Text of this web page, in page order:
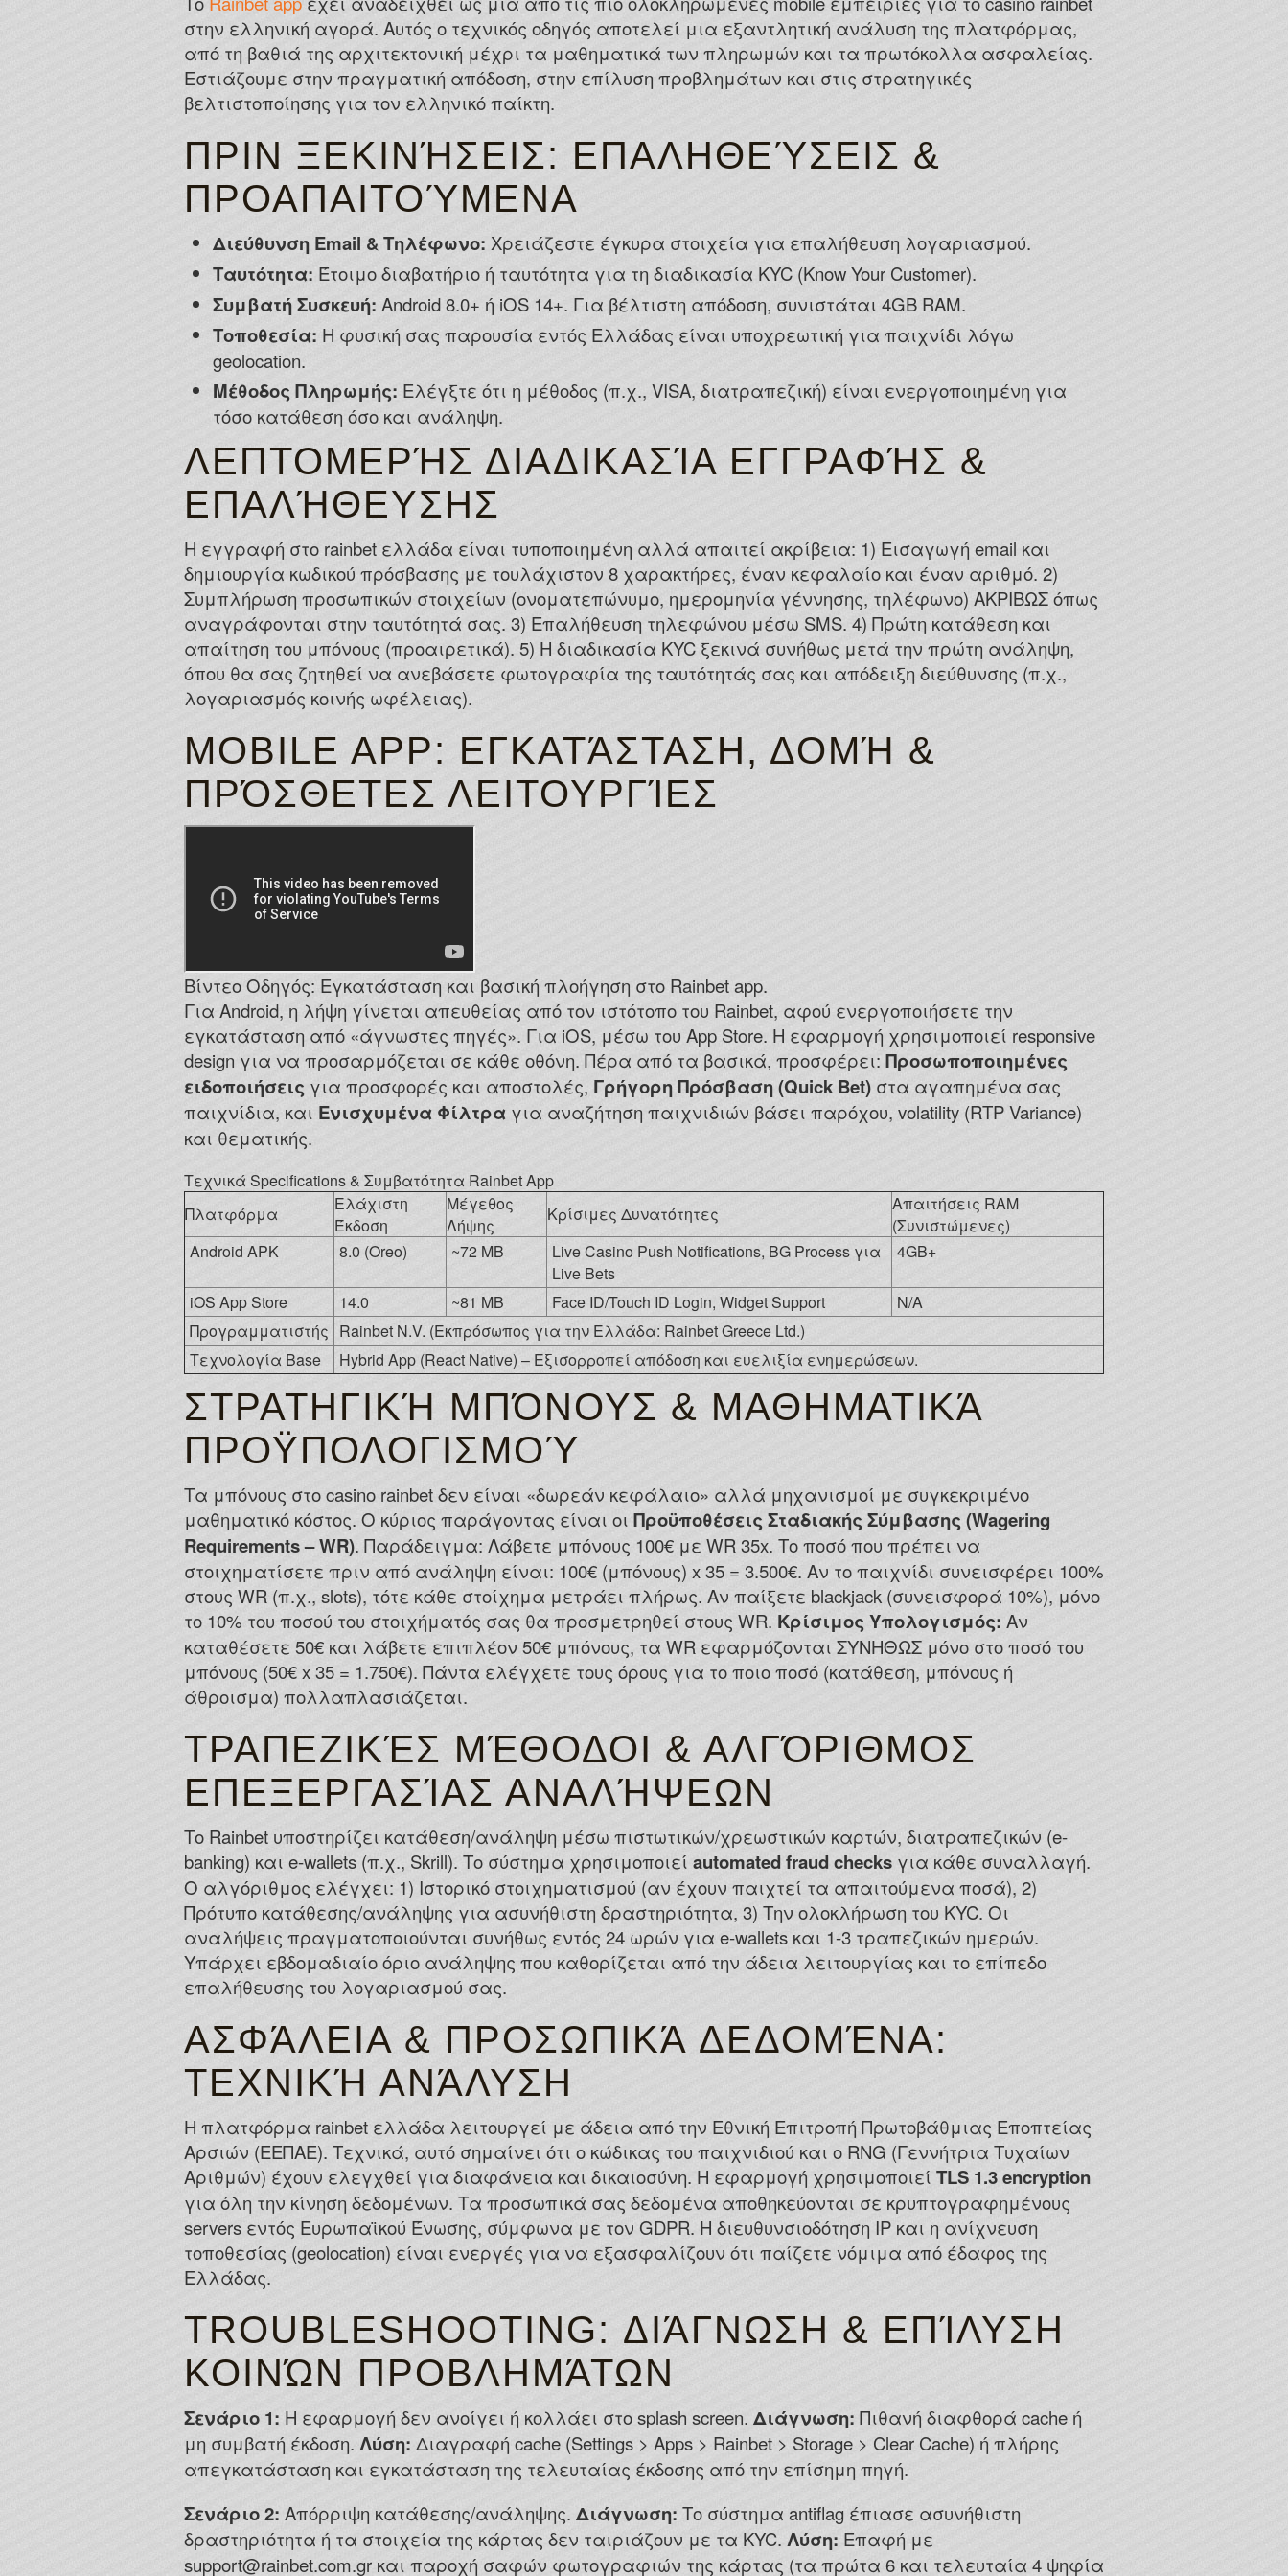
Celsius Casino No Deposit Bonus Codes For Free Spins 2026
Upon accessing 777Stakes Casino, Australian players will be greeted with an extensive portfolio
of games.
Canada Slots Online Free
cautiously resulting in lower incomes.
Free Fun Slots
στην ελληνική αγορά. Αυτός ο τεχνικός οδηγός αποτελεί μια εξαντλητική ανάλυση της πλατφόρμας,
από τη βαθιά της αρχιτεκτονική μέχρι τα μαθηματικά των πληρωμών και τα πρωτόκολλα ασφαλείας.
Εστιάζουμε στην πραγματική απόδοση, στην επίλυση προβλημάτων και στις στρατηγικές
βελτιστοποίησης για τον ελληνικό παίκτη.
ΠΡΙΝ ΞΕΚΙΝΉΣΕΙΣ: ΕΠΑΛΗΘΕΎΣΕΙΣ &
ΠΡΟΑΠΑΙΤΟΎΜΕΝΑ
Διεύθυνση Email & Τηλέφωνο: Χρειάζεστε έγκυρα στοιχεία για επαλήθευση λογαριασμού.
Ταυτότητα: Έτοιμο διαβατήριο ή ταυτότητα για τη διαδικασία KYC (Know Your Customer).
Συμβατή Συσκευή: Android 8.0+ ή iOS 14+. Για βέλτιστη απόδοση, συνιστάται 4GB RAM.
Τοποθεσία: Η φυσική σας παρουσία εντός Ελλάδας είναι υποχρεωτική για παιχνίδι λόγω
geolocation.
Μέθοδος Πληρωμής: Ελέγξτε ότι η μέθοδος (π.χ., VISA, διατραπεζική) είναι ενεργοποιημένη για
τόσο κατάθεση όσο και ανάληψη.
ΛΕΠΤΟΜΕΡΉΣ ΔΙΑΔΙΚΑΣΊΑ ΕΓΓΡΑΦΉΣ &
ΕΠΑΛΉΘΕΥΣΗΣ
Η εγγραφή στο rainbet ελλάδα είναι τυποποιημένη αλλά απαιτεί ακρίβεια: 1) Εισαγωγή email και
δημιουργία κωδικού πρόσβασης με τουλάχιστον 8 χαρακτήρες, έναν κεφαλαίο και έναν αριθμό. 2)
Συμπλήρωση προσωπικών στοιχείων (ονοματεπώνυμο, ημερομηνία γέννησης, τηλέφωνο) ΑΚΡΙΒΩΣ όπως
αναγράφονται στην ταυτότητά σας. 3) Επαλήθευση τηλεφώνου μέσω SMS. 4) Πρώτη κατάθεση και
απαίτηση του μπόνους (προαιρετικά). 5) Η διαδικασία KYC ξεκινά συνήθως μετά την πρώτη ανάληψη,
όπου θα σας ζητηθεί να ανεβάσετε φωτογραφία της ταυτότητάς σας και απόδειξη διεύθυνσης (π.χ.,
λογαριασμός κοινής ωφέλειας).
MOBILE APP: ΕΓΚΑΤΆΣΤΑΣΗ, ΔΟΜΉ &
ΠΡΌΣΘΕΤΕΣ ΛΕΙΤΟΥΡΓΊΕΣ
Βίντεο Οδηγός: Εγκατάσταση και βασική πλοήγηση στο Rainbet app.
Για Android, η λήψη γίνεται απευθείας από τον ιστότοπο του Rainbet, αφού ενεργοποιήσετε την
εγκατάσταση από «άγνωστες πηγές». Για iOS, μέσω του App Store. Η εφαρμογή χρησιμοποιεί responsive
design για να προσαρμόζεται σε κάθε οθόνη. Πέρα από τα βασικά, προσφέρει: Προσωποποιημένες
ειδοποιήσεις για προσφορές και αποστολές, Γρήγορη Πρόσβαση (Quick Bet) στα αγαπημένα σας
παιχνίδια, και Ενισχυμένα Φίλτρα για αναζήτηση παιχνιδιών βάσει παρόχου, volatility (RTP Variance)
και θεματικής.
Τεχνικά Specifications & Συμβατότητα Rainbet App
Πλατφόρμα
Ελάχιστη
Έκδοση
Μέγεθος
Λήψης
Κρίσιμες Δυνατότητες
Απαιτήσεις RAM
(Συνιστώμενες)
Android APK
8.0 (Oreo) ~72 MB
Live Casino Push Notifications, BG Process για
Live Bets
4GB+
iOS App Store 14.0 ~81 MB Face ID/Touch ID Login, Widget Support
N/A
Προγραμματιστής Rainbet N.V. (Εκπρόσωπος για την Ελλάδα: Rainbet Greece Ltd.)
Τεχνολογία Base
Hybrid App (React Native) – Εξισορροπεί απόδοση και ευελιξία ενημερώσεων.
ΣΤΡΑΤΗΓΙΚΉ ΜΠΌΝΟΥΣ & ΜΑΘΗΜΑΤΙΚΆ
ΠΡΟΫΠΟΛΟΓΙΣΜΟΎ
Τα μπόνους στο casino rainbet δεν είναι «δωρεάν κεφάλαιο» αλλά μηχανισμοί με συγκεκριμένο
μαθηματικό κόστος. Ο κύριος παράγοντας είναι οι Προϋποθέσεις Σταδιακής Σύμβασης (Wagering
Requirements – WR). Παράδειγμα: Λάβετε μπόνους 100€ με WR 35x. Το ποσό που πρέπει να
στοιχηματίσετε πριν από ανάληψη είναι: 100€ (μπόνους) x 35 = 3.500€. Αν το παιχνίδι συνεισφέρει 100%
στους WR (π.χ., slots), τότε κάθε στοίχημα μετράει πλήρως. Αν παίξετε blackjack (συνεισφορά 10%), μόνο
το 10% του ποσού του στοιχήματός σας θα προσμετρηθεί στους WR. Κρίσιμος Υπολογισμός: Αν
καταθέσετε 50€ και λάβετε επιπλέον 50€ μπόνους, τα WR εφαρμόζονται ΣΥΝΗΘΩΣ μόνο στο ποσό του
μπόνους (50€ x 35 = 1.750€). Πάντα ελέγχετε τους όρους για το ποιο ποσό (κατάθεση, μπόνους ή
άθροισμα) πολλαπλασιάζεται.
ΤΡΑΠΕΖΙΚΈΣ ΜΈΘΟΔΟΙ & ΑΛΓΌΡΙΘΜΟΣ
ΕΠΕΞΕΡΓΑΣΊΑΣ ΑΝΑΛΉΨΕΩΝ
Το Rainbet υποστηρίζει κατάθεση/ανάληψη μέσω πιστωτικών/χρεωστικών καρτών, διατραπεζικών (e-
banking) και e-wallets (π.χ., Skrill). Το σύστημα χρησιμοποιεί automated fraud checks για κάθε συναλλαγή.
Ο αλγόριθμος ελέγχει: 1) Ιστορικό στοιχηματισμού (αν έχουν παιχτεί τα απαιτούμενα ποσά), 2)
Πρότυπο κατάθεσης/ανάληψης για ασυνήθιστη δραστηριότητα, 3) Την ολοκλήρωση του KYC. Οι
αναλήψεις πραγματοποιούνται συνήθως εντός 24 ωρών για e-wallets και 1-3 τραπεζικών ημερών.
Υπάρχει εβδομαδιαίο όριο ανάληψης που καθορίζεται από την άδεια λειτουργίας και το επίπεδο
επαλήθευσης του λογαριασμού σας.
ΑΣΦΆΛΕΙΑ & ΠΡΟΣΩΠΙΚΆ ΔΕΔΟΜΈΝΑ:
ΤΕΧΝΙΚΉ ΑΝΆΛΥΣΗ
Η πλατφόρμα rainbet ελλάδα λειτουργεί με άδεια από την Εθνική Επιτροπή Πρωτοβάθμιας Εποπτείας
Αρσιών (ΕΕΠΑΕ). Τεχνικά, αυτό σημαίνει ότι ο κώδικας του παιχνιδιού και ο RNG (Γεννήτρια Τυχαίων
Αριθμών) έχουν ελεγχθεί για διαφάνεια και δικαιοσύνη. Η εφαρμογή χρησιμοποιεί TLS 1.3 encryption
για όλη την κίνηση δεδομένων. Τα προσωπικά σας δεδομένα αποθηκεύονται σε κρυπτογραφημένους
servers εντός Ευρωπαϊκού Ένωσης, σύμφωνα με τον GDPR. Η διευθυνσιοδότηση IP και η ανίχνευση
τοποθεσίας (geolocation) είναι ενεργές για να εξασφαλίζουν ότι παίζετε νόμιμα από έδαφος της
Ελλάδας.
TROUBLESHOOTING: ΔΙΆΓΝΩΣΗ & ΕΠΊΛΥΣΗ
ΚΟΙΝΏΝ ΠΡΟΒΛΗΜΆΤΩΝ
Σενάριο 1: Η εφαρμογή δεν ανοίγει ή κολλάει στο splash screen. Διάγνωση: Πιθανή διαφθορά cache ή
μη συμβατή έκδοση. Λύση: Διαγραφή cache (Settings > Apps > Rainbet > Storage > Clear Cache) ή πλήρης
απεγκατάσταση και εγκατάσταση της τελευταίας έκδοσης από την επίσημη πηγή.
Σενάριο 2: Απόρριψη κατάθεσης/ανάληψης. Διάγνωση: Το σύστημα antiflag έπιασε ασυνήθιστη
δραστηριότητα ή τα στοιχεία της κάρτας δεν ταιριάζουν με τα KYC. Λύση: Επαφή με
support@rainbet.com.gr και παροχή σαφών φωτογραφιών της κάρτας (τα πρώτα 6 και τελευταία 4 ψηφία